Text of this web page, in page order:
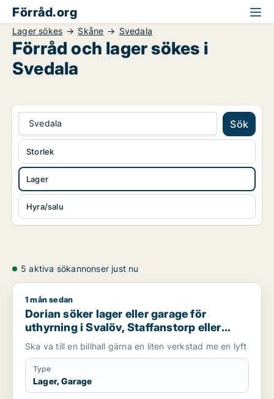
Förråd.org
Lager sökes Skåne Svedala
Förråd och lager sökes i
Svedala
Svedala Sök
Lager
Hyra/salu
Storlek
5 aktiva sökannonser just nu
Dorian söker lager eller garage för uthyrning i Svalöv,
1 mån sedan
Dorian söker lager eller garage för
uthyrning i Svalöv, Staffanstorp eller
Burlöv m.fl.
Ska va till en billhall gärna en liten verkstad me en lyft
Type
Lager, Garage